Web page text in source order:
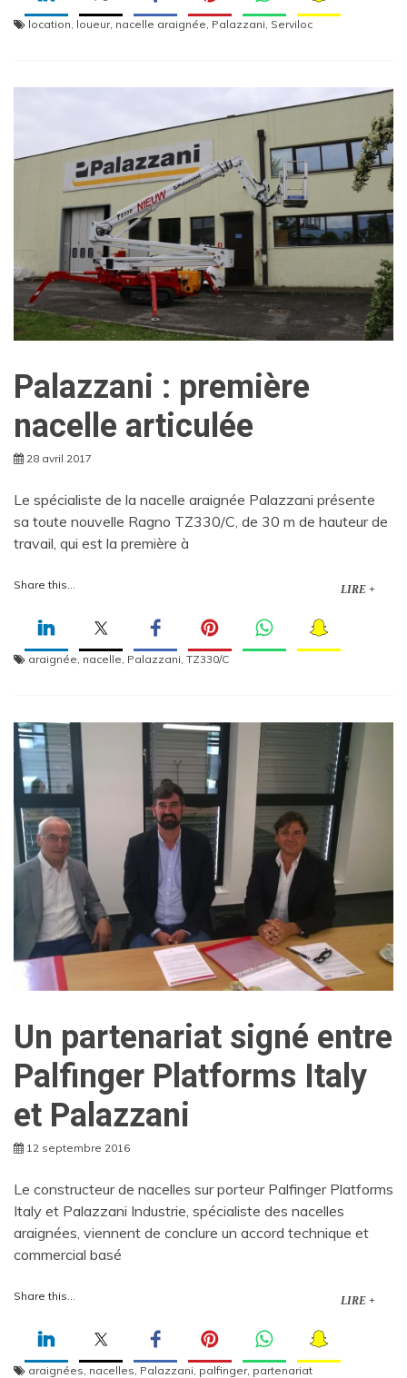
location, loueur, nacelle araignée, Palazzani, Serviloc
Palazzani : première
nacelle articulée
28 avril 2017
Le spécialiste de la nacelle araignée Palazzani présente
sa toute nouvelle Ragno TZ330/C, de 30 m de hauteur de
travail, qui est la première à
Share this... LIRE +
araignée nacelle Palazzani TZ330/C
Un partenariat signé entre
Palfinger Platforms Italy
et Palazzani
12 septembre 2016
Le constructeur de nacelles sur porteur Palfinger Platforms
Italy et Palazzani Industrie, spécialiste des nacelles
araignées, viennent de conclure un accord technique et
commercial basé
Share this... LIRE +
araignées nacelles Palazzani palfinger, partenariat